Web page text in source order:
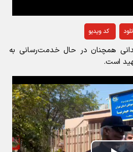
کد ویدیو
همچنان در حال خدمت‌رسانی به
است.